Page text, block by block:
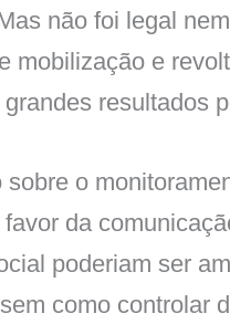
não foi legal
mobilização e
resultados
o
da
poderiam ser
como controlar